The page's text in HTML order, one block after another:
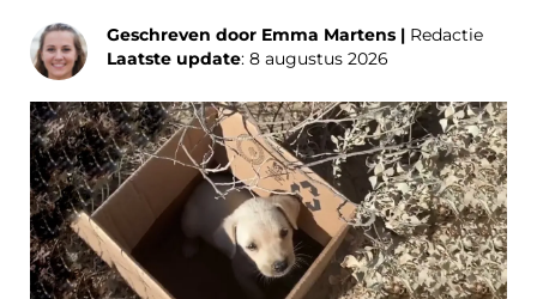
Geschreven door Emma Martens | Redactie
Laatste update: 8 augustus 2026